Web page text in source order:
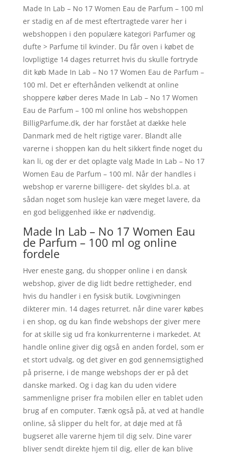
Made In Lab – No 17 Women Eau de Parfum – 100 ml
er stadig en af de mest eftertragtede varer her i
webshoppen i den populære kategori Parfumer og
dufte > Parfume til kvinder. Du får oven i købet de
lovpligtige 14 dages returret hvis du skulle fortryde
dit køb Made In Lab – No 17 Women Eau de Parfum –
100 ml. Det er efterhånden velkendt at online
shoppere køber deres Made In Lab – No 17 Women
Eau de Parfum – 100 ml online hos webshoppen
BilligParfume.dk, der har forstået at dække hele
Danmark med de helt rigtige varer. Blandt alle
varerne i shoppen kan du helt sikkert finde noget du
kan li, og der er det oplagte valg Made In Lab – No 17
Women Eau de Parfum – 100 ml. Når der handles i
webshop er varerne billigere- det skyldes bl.a. at
sådan noget som husleje kan være meget lavere, da
en god beliggenhed ikke er nødvendig.
Made In Lab – No 17 Women Eau
de Parfum – 100 ml og online
fordele
Hver eneste gang, du shopper online i en dansk
webshop, giver de dig lidt bedre rettigheder, end
hvis du handler i en fysisk butik. Lovgivningen
dikterer min. 14 dages returret. når dine varer købes
i en shop, og du kan finde webshops der giver mere
for at skille sig ud fra konkurrenterne i markedet. At
handle online giver dig også en anden fordel, som er
et stort udvalg, og det giver en god gennemsigtighed
på priserne, i de mange webshops der er på det
danske marked. Og i dag kan du uden videre
sammenligne priser fra mobilen eller en tablet uden
brug af en computer. Tænk også på, at ved at handle
online, så slipper du helt for, at døje med at få
bugseret alle varerne hjem til dig selv. Dine varer
bliver sendt direkte hjem til dig, eller de kan blive